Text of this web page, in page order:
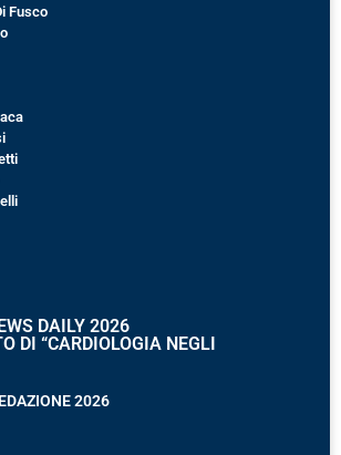
Fusco
DAILY 2026
DI “CARDIOLOGIA NEGLI
2026